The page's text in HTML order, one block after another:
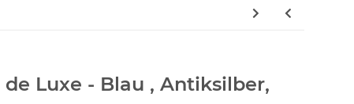
Luxe - Blau , Antiksilber,